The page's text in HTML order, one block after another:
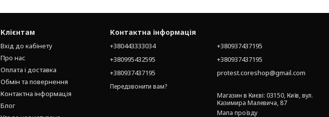
Клієнтам
Вхід до кабінету
Про нас
Оплата і доставка
Обмін та повернення
Контактна інформація
Блог
Контактна інформація
+380443333034
+380995432595
+380937437195
Передзвонити вам?
+380937437195
+380937437195
protest.coreshop@gmail.com
Магазин в Києві: 03150, Київ, вул.
Казимира Малевича, 87
Мапа проїзду